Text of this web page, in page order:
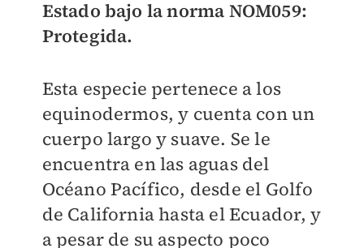
Estado bajo la norma NOM059:
Protegida.
Esta especie pertenece a los
equinodermos, y cuenta con un
cuerpo largo y suave. Se le
encuentra en las aguas del
Océano Pacífico, desde el Golfo
de California hasta el Ecuador, y
a pesar de su aspecto poco